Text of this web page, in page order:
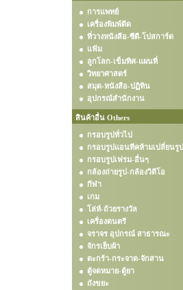
การแพทย์
เครื่องพิมพ์ดีด
ที่วางหนังสือ-ซีดี-โปสการ์ด
แฟ้ม
ลูกโลก-เข็มทิศ-แผนที่
วิทยาศาสตร์
สมุด-หนังสือ-ปฏิทิน
อุปกรณ์สำนักงาน
สินค้าอื่น Others
กรอบรูปทั่วไป
กรอบรูปแอนทีคห้ามเปลี่ยนรูป
กรอบรูปเฟรม-อื่นๆ
กล้องถ่ายรูป-กล้องวิดีโอ
กีฬา
เกม
โล่ห์-ถ้วยรางวัล
เครื่องดนตรี
จราจร อุปกรณ์ สาธารณะ
จักรเย็บผ้า
ตะกร้า-กระจาด-จักสาน
ตู้จดหมาย-ตู้ยา
ถังขยะ